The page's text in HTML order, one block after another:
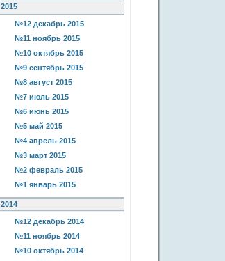
2015
№12 декабрь 2015
№11 ноябрь 2015
№10 октябрь 2015
№9 сентябрь 2015
№8 август 2015
№7 июль 2015
№6 июнь 2015
№5 май 2015
№4 апрель 2015
№3 март 2015
№2 февраль 2015
№1 январь 2015
2014
№12 декабрь 2014
№11 ноябрь 2014
№10 октябрь 2014